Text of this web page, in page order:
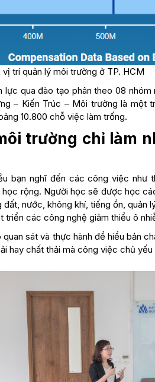
trí quản lý môi trường ở TP. HCM
qua đào tạo phân theo 08 nhóm
– Kiến Trúc – Môi trường là một
10.800 chỗ việc làm trống.
trường chỉ làm
bạn nghĩ đến các công việc như
rộng. Người học sẽ được học
nước, không khí, tiếng ồn, quản
triển các công nghệ giảm thiểu ô
sát và thực hành để hiểu bản
hay chất thải mà công việc chủ yếu